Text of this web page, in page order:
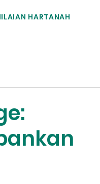
HARTANAH